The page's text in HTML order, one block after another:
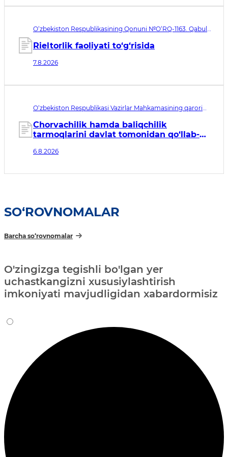
O‘zbekiston Respublikasining Qonuni №O‘RQ-1163. Qabul
Rieltorlik faoliyati to‘g‘risida
7.8.2026
O‘zbekiston Respublikasi Vazirlar Mahkamasining qarori
sanasi 07.08.2026
Chorvachilik hamda baliqchilik
tarmoqlarini davlat tomonidan qo‘llab-
tadbirlari to‘g‘risida
6.8.2026
SO‘ROVNOMALAR
Barcha so‘rovnomalar
O'zingizga tegishli bo'lgan yer
uchastkangizni xususiylashtirish
imkoniyati mavjudligidan xabardormisiz